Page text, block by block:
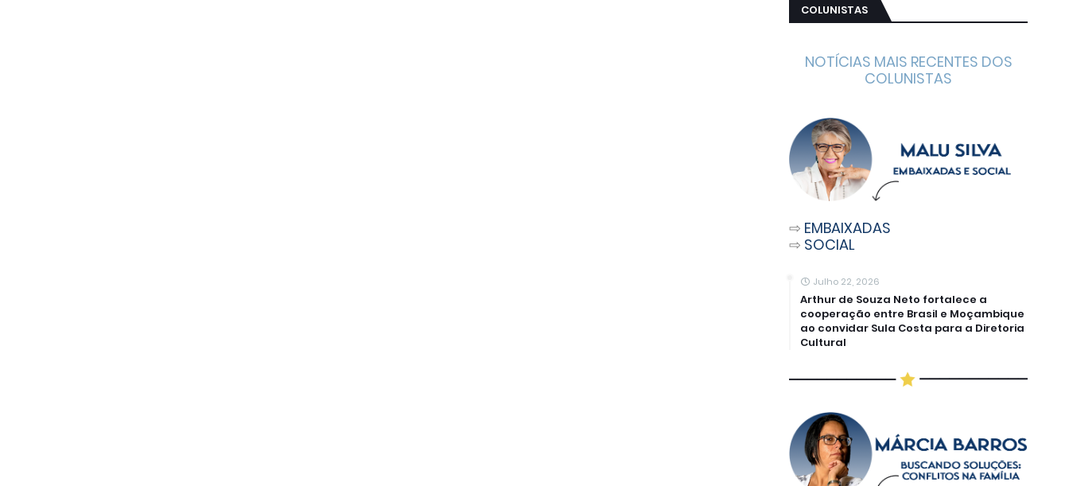
COLUNISTAS
NOTÍCIAS MAIS RECENTES DOS
COLUNISTAS
⇨ EMBAIXADAS
⇨ SOCIAL
Julho 22, 2026
Arthur de Souza Neto fortalece a
cooperação entre Brasil e Moçambique
ao convidar Sula Costa para a Diretoria
Cultural